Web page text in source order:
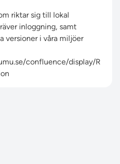
riktar sig till lokal
inloggning, samt
versioner i våra miljöer
confluence/display/R